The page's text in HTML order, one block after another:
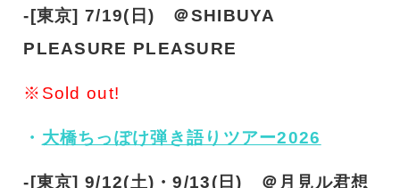
-[東京] 7/19(日) ＠SHIBUYA
PLEASURE PLEASURE
※Sold out!
・ 大橋ちっぽけ弾き語りツアー2026
-[東京] 9/12(土)・9/13(日) ＠月見ル君想